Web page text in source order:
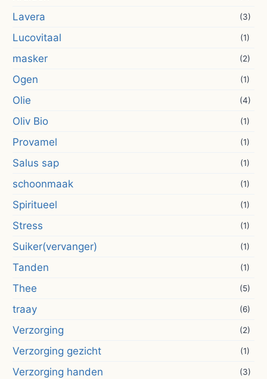
Lavera (3)
Lucovitaal (1)
masker (2)
Ogen (1)
Olie (4)
Oliv Bio (1)
Provamel (1)
Salus sap (1)
schoonmaak (1)
Spiritueel (1)
Stress (1)
Suiker(vervanger) (1)
Tanden (1)
Thee (5)
traay (6)
Verzorging (2)
Verzorging gezicht (1)
Verzorging handen (3)